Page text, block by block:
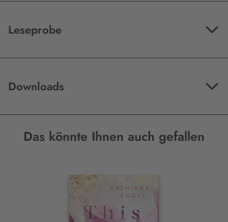
Leseprobe
Downloads
Das könnte Ihnen auch gefallen
Interaktives